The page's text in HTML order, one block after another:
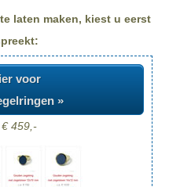
laten maken, kiest u eerst
voor
»
459,-